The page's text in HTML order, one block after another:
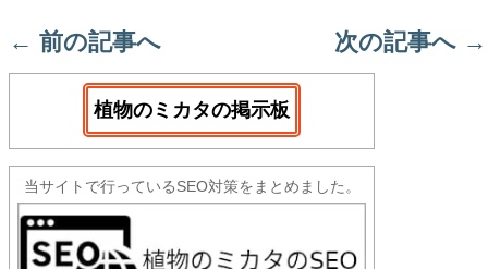
← 前の記事へ 次の記事へ →
植物のミカタの掲示板
当サイトで行っているSEO対策をまとめました。